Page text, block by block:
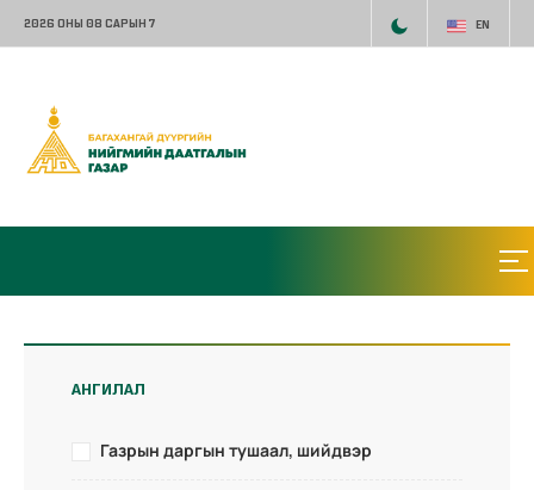
2026 ОНЫ 08 САРЫН 7 EN
АНГИЛАЛ
Газрын даргын тушаал, шийдвэр